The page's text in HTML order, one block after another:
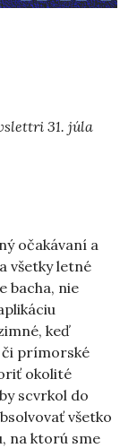
31. júla
očakávaní a
všetky letné
bacha, nie
keď
či prímorské
okolité
scvrkol do
všetko
na ktorú sme